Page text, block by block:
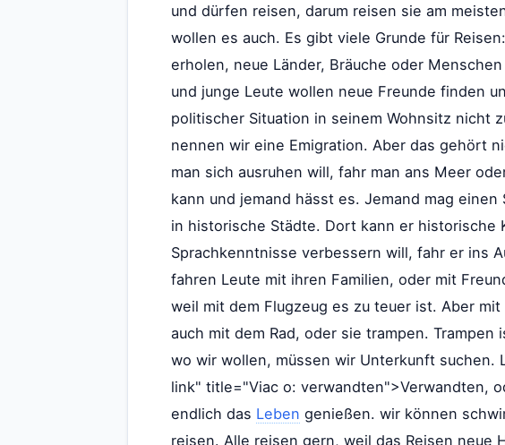
und dürfen reisen, darum reisen sie am
wollen es auch. Es gibt viele Grunde für
erholen, neue Länder, Bräuche oder
und junge Leute wollen neue Freunde finden
politischer Situation in seinem Wohnsitz nicht
nennen wir eine Emigration. Aber das gehört
man sich ausruhen will, fahr man ans Meer
kann und jemand hässt es. Jemand mag
in historische Städte. Dort kann er historische
Sprachkenntnisse verbessern will, fahr er ins
fahren Leute mit ihren Familien, oder mit
weil mit dem Flugzeug es zu teuer ist. Aber
auch mit dem Rad, oder sie trampen.
wo wir wollen, müssen wir Unterkunft suchen.
link" title="Viac o: verwandten">Verwandten,
endlich das Leben genießen. wir können
reisen. Alle reisen gern, weil das Reisen neue